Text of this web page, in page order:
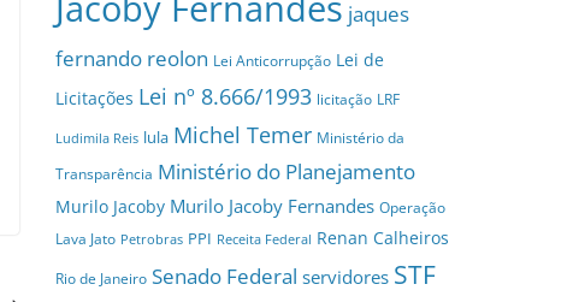
jaques
fernando reolon Lei Anticorrupção Lei de
Licitações Lei nº 8.666/1993 licitação LRF
Ludimila Reis lula Michel Temer Ministério da
Transparência Ministério do Planejamento
Murilo Jacoby Murilo Jacoby Fernandes Operação
Lava Jato Petrobras PPI Receita Federal Renan Calheiros
Rio de Janeiro Senado Federal servidores STF